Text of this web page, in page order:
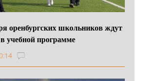
оренбургских школьников ждут
учебной программе